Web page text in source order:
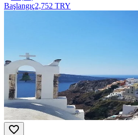
Başlangıç2,752 TRY